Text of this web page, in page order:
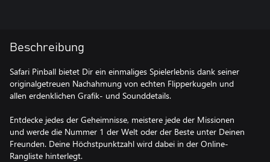
Beschreibung
Safari Pinball bietet Dir ein einmaliges Spielerlebnis dank seiner
originalgetreuen Nachahmung von echten Flipperkugeln und
allen erdenklichen Grafik- und Sounddetails.
Entdecke jedes der Geheimnisse, meistere jede der Missionen
und werde die Nummer 1 der Welt oder der Beste unter Deinen
Freunden. Deine Höchstpunktzahl wird dabei in der Online-
Rangliste hinterlegt.